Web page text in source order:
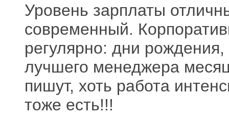
Уровень зарплаты
современный.
регулярно: дни
лучшего менеджера
пишут, хоть работа
тоже есть!!!